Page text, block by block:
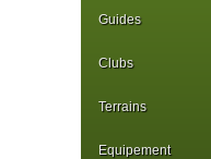
Guides
Clubs
Terrains
Equipement